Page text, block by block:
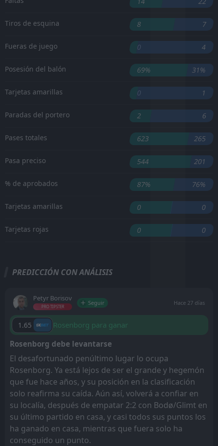
Tiros de esquina 8 7
Fueras de juego 0 4
Posesión del balón 69% 31%
Tarjetas amarillas 0 1
Paradas del portero 2 6
Pases totales 623 265
Pasa preciso 544 201
% de aprobados 87% 76%
Tarjetas amarillas 0 0
Tarjetas rojas 0 0
PREDICCIÓN CON ANÁLISIS
Petyr Borisov
PRO TIPSTER
Seguir Hace 27 días
1.65
Rosenborg para ganar
Rosenborg debe levantarse
El desafortunado penúltimo lugar lo ocupa
Rosenborg. Ya está lejos de ser el grande y hegemón
que fue hace años, y su posición en la clasificación
solo reafirma su caída. Aún así, volverá a confiar en
su localía, después de empatar 2:2 con Bodø/Glimt en
su último partido en casa, y casi todos sus puntos los
ha ganado en casa, mientras que fuera solo ha
conseguido un punto.